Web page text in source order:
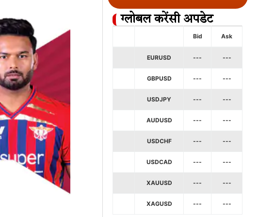
ग्लोबल करेंसी अपडेट
Bid Ask
EURUSD --- ---
GBPUSD --- ---
USDJPY --- ---
AUDUSD --- ---
USDCHF --- ---
USDCAD --- ---
XAUUSD --- ---
XAGUSD --- ---